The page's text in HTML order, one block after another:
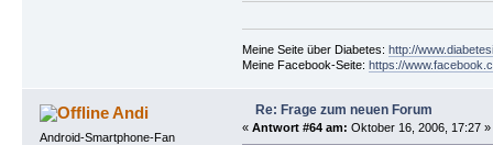
Meine Seite über Diabetes: http://
Meine Facebook-Seite: https://
Andi
Android-Smartphone-Fan
Re: Frage zum neuen Forum
« Antwort #64 am: Oktober 16, 2006, 17:27 »